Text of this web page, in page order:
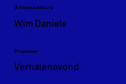
Ambassadeurs
Wim Daniels
Projecten
Verhalenavond